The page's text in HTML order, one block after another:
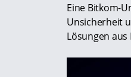
Eine Bitkom-
Unsicherheit
Lösungen